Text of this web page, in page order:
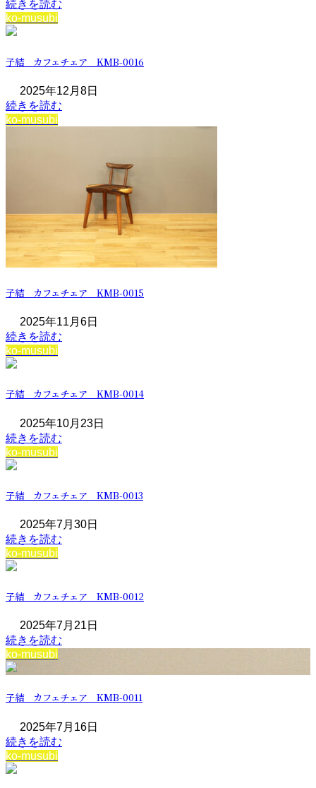
続きを読む
ko-musubi
子結 カフェチェア KMB-0016
2025年12月8日
続きを読む
ko-musubi
子結 カフェチェア KMB-0015
2025年11月6日
続きを読む
ko-musubi
子結 カフェチェア KMB-0014
2025年10月23日
続きを読む
ko-musubi
子結 カフェチェア KMB-0013
2025年7月30日
続きを読む
ko-musubi
子結 カフェチェア KMB-0012
2025年7月21日
続きを読む
ko-musubi
子結 カフェチェア KMB-0011
2025年7月16日
続きを読む
ko-musubi